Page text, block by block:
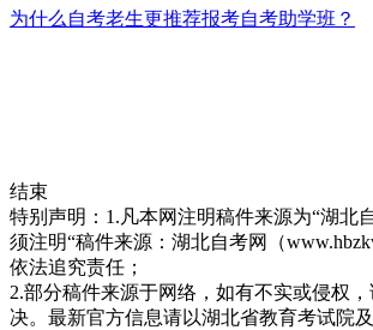
为什么自考老生更推荐报考自考助学班？
结束
特别声明：1.凡本网注明稿件来源为“湖北
须注明“稿件来源：湖北自考网（
依法追究责任；
2.部分稿件来源于网络，如有不实或侵权
决。最新官方信息请以湖北省教育考试院